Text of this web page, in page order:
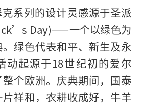
系列的设计灵感源于圣派
Day)——一个以绿色为
绿色代表和平、新生及永
动起源于18世纪初的爱尔
个欧洲。庆典期间，国泰
祥和，农耕收成好，牛羊